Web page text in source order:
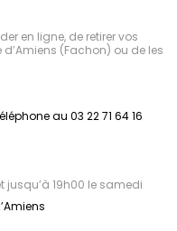
en ligne, de retirer vos
(Fachon) ou de les
au 03 22 71 64 16
jusqu’à 19h00 le samedi